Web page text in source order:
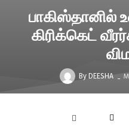
பாகிஸ்தானில்
கிரிக்கெட்
By DEESHA -